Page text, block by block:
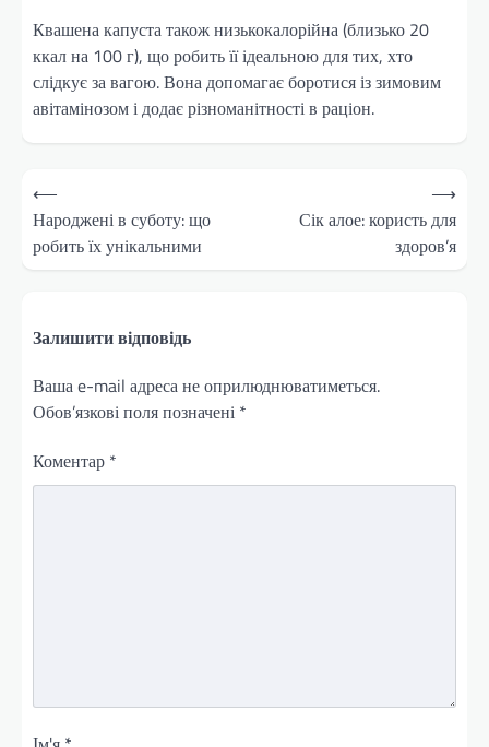
Квашена капуста також низькокалорійна (близько 20
ккал на 100 г), що робить її ідеальною для тих, хто
слідкує за вагою. Вона допомагає боротися із зимовим
авітамінозом і додає різноманітності в раціон.
Навігація
записів
⟵
Народжені в суботу: що
робить їх унікальними
Сік алое: користь для
здоров’я
⟶
Залишити відповідь
Ваша e-mail адреса не оприлюднюватиметься.
Обов’язкові поля позначені *
Коментар *